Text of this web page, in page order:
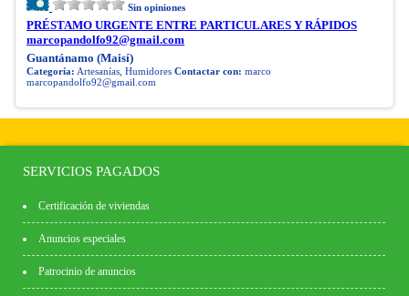
Sin opiniones
PRÉSTAMO URGENTE ENTRE PARTICULARES Y RÁPIDOS
marcopandolfo92@gmail.com
Guantánamo (Maisí)
Categoría: Artesanías, Humidores Contactar con: marco
marcopandolfo92@gmail.com
SERVICIOS PAGADOS
Certificación de viviendas
Anuncios especiales
Patrocinio de anuncios